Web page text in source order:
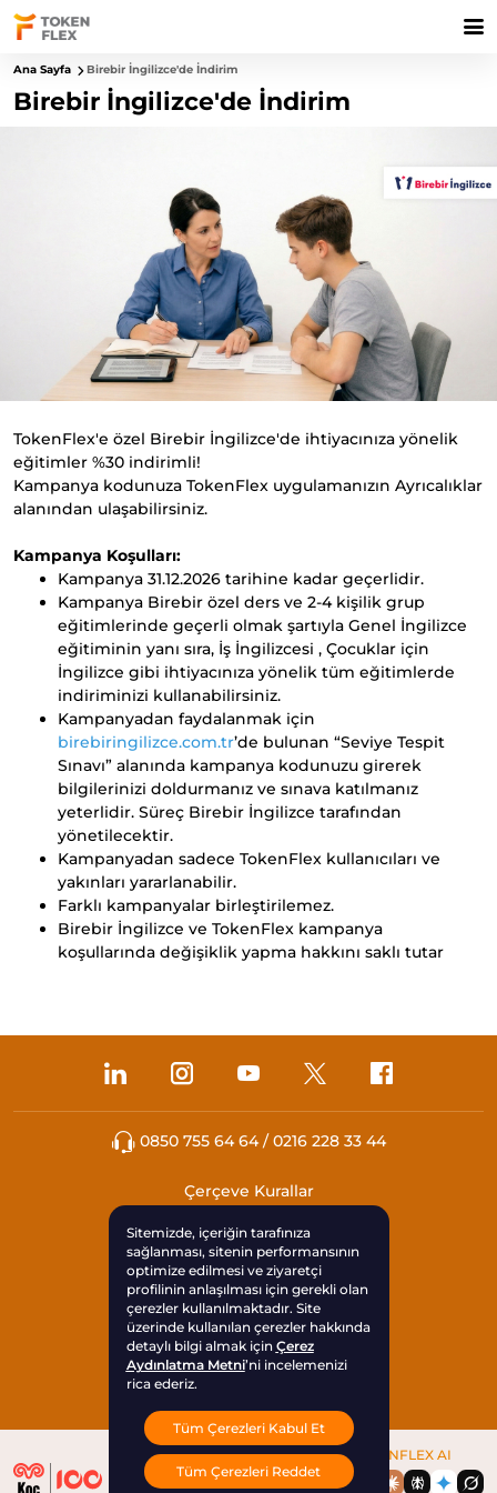
Ana Sayfa Birebir İngilizce'de İndirim
Birebir İngilizce'de İndirim
TokenFlex'e özel Birebir İngilizce'de ihtiyacınıza yönelik
eğitimler %30 indirimli!
Kampanya kodunuza TokenFlex uygulamanızın Ayrıcalıklar
alanından ulaşabilirsiniz.
Kampanya Koşulları:
Kampanya 31.12.2026 tarihine kadar geçerlidir.
Kampanya Birebir özel ders ve 2-4 kişilik grup
eğitimlerinde geçerli olmak şartıyla Genel İngilizce
eğitiminin yanı sıra, İş İngilizcesi , Çocuklar için
İngilizce gibi ihtiyacınıza yönelik tüm eğitimlerde
indiriminizi kullanabilirsiniz.
Kampanyadan faydalanmak için
birebiringilizce.com.tr’de bulunan “Seviye Tespit
Sınavı” alanında kampanya kodunuzu girerek
bilgilerinizi doldurmanız ve sınava katılmanız
yeterlidir. Süreç Birebir İngilizce tarafından
yönetilecektir.
Kampanyadan sadece TokenFlex kullanıcıları ve
yakınları yararlanabilir.
Farklı kampanyalar birleştirilemez.
Birebir İngilizce ve TokenFlex kampanya
koşullarında değişiklik yapma hakkını saklı tutar
TOKENFLEX AI
0850 755 64 64 / 0216 228 33 44
Çerçeve Kurallar
KVKK
Çerezleri Yönet
Yasal Uyarı
Sıkça Sorulan Sorular
Sitemizde, içeriğin tarafınıza
sağlanması, sitenin performansının
optimize edilmesi ve ziyaretçi
profilinin anlaşılması için gerekli olan
çerezler kullanılmaktadır. Site
üzerinde kullanılan çerezler hakkında
detaylı bilgi almak için Çerez
Aydınlatma Metni’ni incelemenizi
rica ederiz.
Tüm Çerezleri Kabul Et
Tüm Çerezleri Reddet